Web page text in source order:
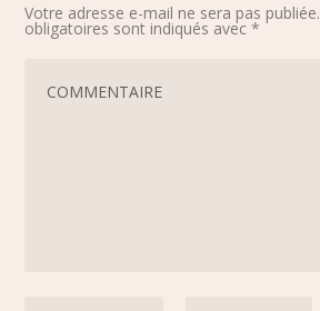
Votre adresse e-mail ne sera pas publiée.
obligatoires sont indiqués avec*